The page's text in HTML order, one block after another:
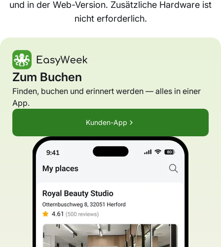
und in der Web-Version. Zusätzliche Hardware ist
nicht erforderlich.
Zum Buchen
Finden, buchen und erinnert werden — alles in einer
App.
Kunden-App